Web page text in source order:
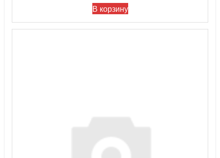
В корзину